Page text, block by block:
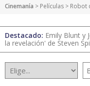
Cinemanía > Películas > Robot
Destacado: Emily Blunt y
la revelación' de Steven